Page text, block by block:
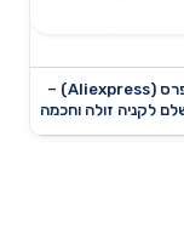
עלי אקספרס (Aliexpress) –
לקניה זולה וחכמה